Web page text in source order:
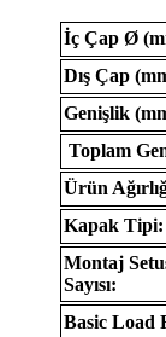
İç Çap Ø
Dış Çap
Genişlik
Toplam
Ürün
Kapak Tipi:
Montaj
Sayısı:
Basic Load